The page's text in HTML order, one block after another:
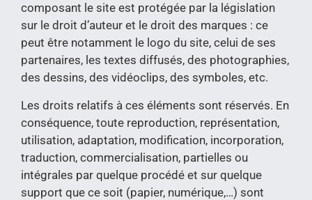
composant le site est protégée par la législation
sur le droit d’auteur et le droit des marques : ce
peut être notamment le logo du site, celui de ses
partenaires, les textes diffusés, des photographies,
des dessins, des vidéoclips, des symboles, etc.
Les droits relatifs à ces éléments sont réservés. En
conséquence, toute reproduction, représentation,
utilisation, adaptation, modification, incorporation,
traduction, commercialisation, partielles ou
intégrales par quelque procédé et sur quelque
support que ce soit (papier, numérique,…) sont